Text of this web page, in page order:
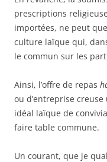
prescriptions
importées, ne peut
culture laïque qui,
le commun sur les
Ainsi, l’offre de repas
ou d’entreprise
idéal laïque de
faire table commune.
Un courant, que je